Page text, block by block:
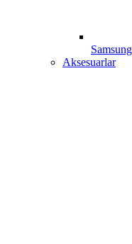
Samsung
Aksesuarlar